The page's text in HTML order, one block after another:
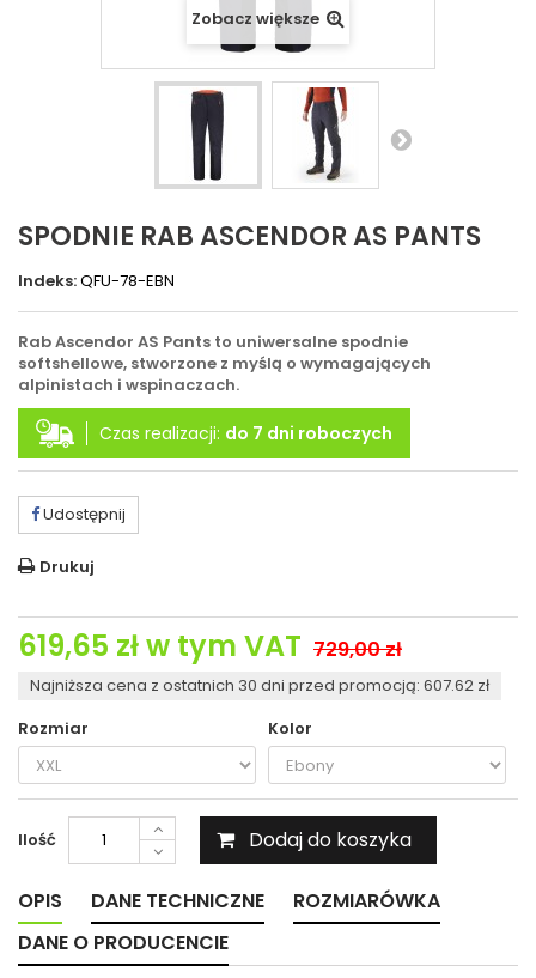
Zobacz większe
SPODNIE RAB ASCENDOR AS PANTS
Indeks:QFU-78-EBN
Rab Ascendor AS Pants to uniwersalne spodnie
softshellowe, stworzone z myślą o wymagających
alpinistach i wspinaczach.
Czas realizacji: do 7 dni roboczych
Udostępnij
Drukuj
619,65 złw tym VAT 729,00 zł
Najniższa cena z ostatnich 30 dni przed promocją: 607.62 zł
Rozmiar
Kolor
Ilość Dodaj do koszyka
OPIS DANE TECHNICZNE
ROZMIARÓWKA
DANE O PRODUCENCIE